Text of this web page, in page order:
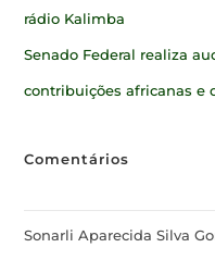
rádio Kalimba
Senado Federal realiza
contribuições africanas e
Comentários
Sonarli Aparecida Silva